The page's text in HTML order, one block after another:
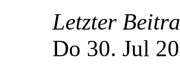
Letzter
Do 30. Jul